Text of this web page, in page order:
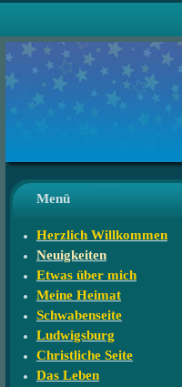
Menü
Herzlich Willkommen
Neuigkeiten
Etwas über mich
Meine Heimat
Schwabenseite
Ludwigsburg
Christliche Seite
Das Leben